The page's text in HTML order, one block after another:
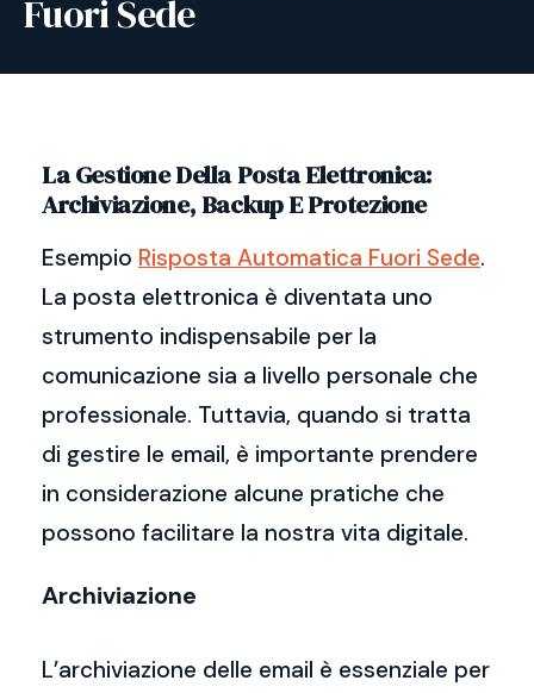
Fuori Sede
La Gestione Della Posta Elettronica:
Archiviazione, Backup E Protezione
Esempio Risposta Automatica Fuori Sede.
La posta elettronica è diventata uno
strumento indispensabile per la
comunicazione sia a livello personale che
professionale. Tuttavia, quando si tratta
di gestire le email, è importante prendere
in considerazione alcune pratiche che
possono facilitare la nostra vita digitale.
Archiviazione
L’archiviazione delle email è essenziale per